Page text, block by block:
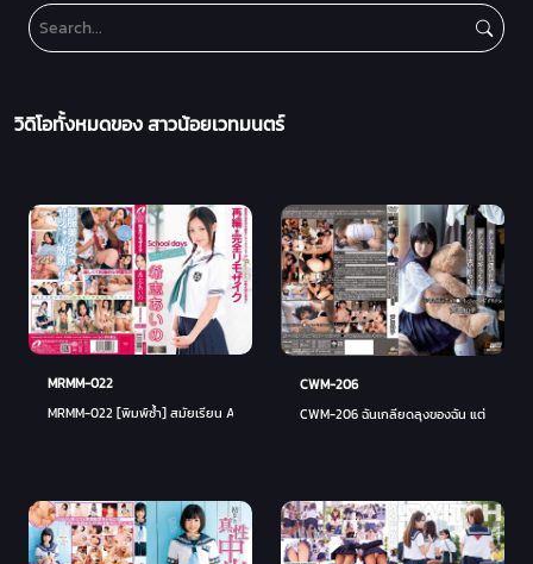
วิดิโอทั้งหมดของ สาวน้อยเวทมนตร์
MRMM-022
MRMM-022 [พิมพ์ซ้ำ] สมัยเรียน Aino Kishi - คิชิ ไอโนะ
CWM-206
CWM-206 ฉันเกลียดลุงของฉัน แต่ฉันชอบหำ